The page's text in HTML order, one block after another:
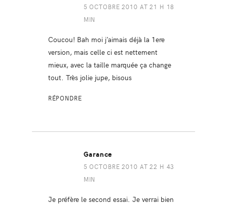
5 OCTOBRE 2010 AT 21 H 18
MIN
Coucou! Bah moi j’aimais déjà la 1ere
version, mais celle ci est nettement
mieux, avec la taille marquée ça change
tout. Très jolie jupe, bisous
RÉPONDRE
Garance
5 OCTOBRE 2010 AT 22 H 43
MIN
Je préfère le second essai. Je verrai bien